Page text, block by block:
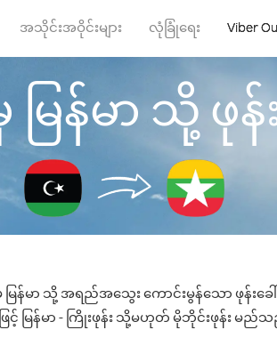
အသိုင်းအဝိုင်းများ လုံခြုံရေး Viber
မြန်မာ သို့ ဖု
မြန်မာ သို့ အရည်အသွေး ကောင်းမွန်သော ဖုန်း
င့် မြန်မာ - ကြိုးဖုန်း သို့မဟုတ် မိုဘိုင်းဖုန်း မည်